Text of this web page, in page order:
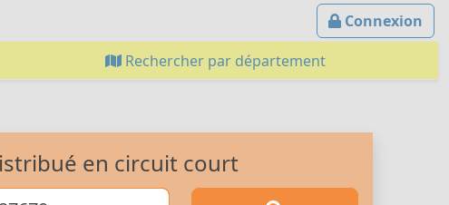
Connexion
Rechercher par département
en circuit court